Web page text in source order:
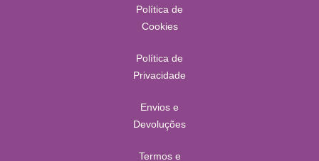
Política de
Cookies
Política de
Privacidade
Envios e
Devoluções
Termos e